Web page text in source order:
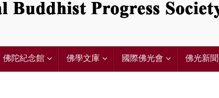
佛陀紀念館 佛學文庫 國際佛光會 佛光新聞